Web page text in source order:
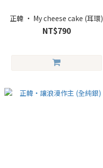
正韓 • My cheese cake (耳環)
NT$790